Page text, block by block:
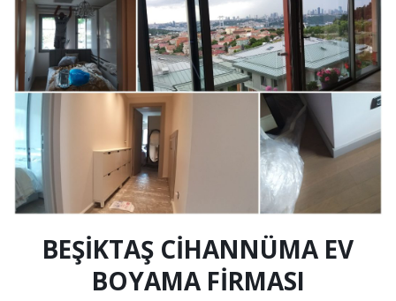
BEŞİKTAŞ CİHANNÜMA EV
BOYAMA FİRMASI